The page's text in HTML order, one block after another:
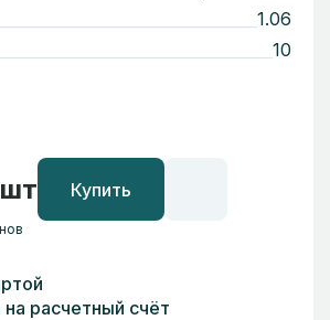
1.06
10
Купить
расчетный счёт